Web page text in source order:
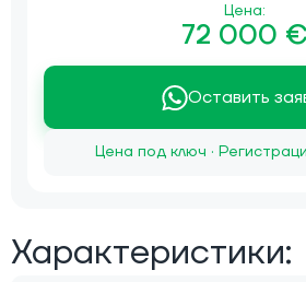
Цена:
72 000 €
Оставить
Цена под ключ ·
Характеристики: